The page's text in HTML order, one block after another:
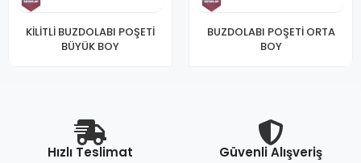
KİLİTLİ BUZDOLABI POŞETİ
BÜYÜK BOY
BUZDOLABI POŞETİ ORTA
BOY
Hızlı Teslimat Güvenli Alışveriş